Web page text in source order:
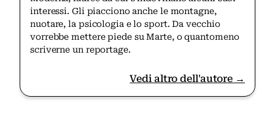
interessi. Gli piacciono anche le montagne,
nuotare, la psicologia e lo sport. Da vecchio
vorrebbe mettere piede su Marte, o quantomeno
scriverne un reportage.
Vedi altro dell'autore →